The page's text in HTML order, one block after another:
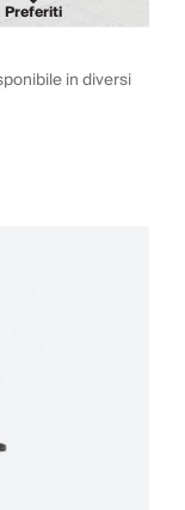
Preferiti
in diversi